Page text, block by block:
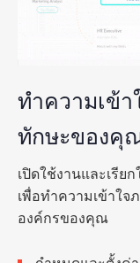
ทำความเข้า
ทักษะของคุ
เปิดใช้งานและเรีย
เพื่อทำความเข้าใจ
องค์กรของคุณ